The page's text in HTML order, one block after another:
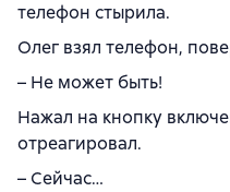
телефон стырила.
Олег взял телефон,
– Не может быть!
Нажал на кнопку
отреагировал.
– Сейчас…